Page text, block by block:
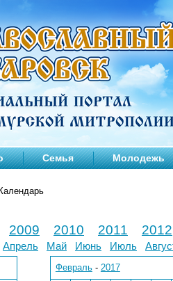
Семья Молодежь
Календарь
2009 2010 2011 2012
Апрель Май Июнь Июль
Февраль- 2017